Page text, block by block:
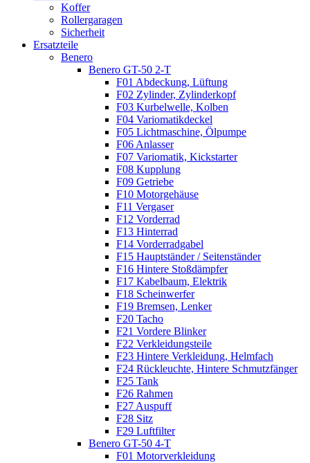
Koffer
Rollergaragen
Sicherheit
Ersatzteile
Benero
Benero GT-50 2-T
F01 Abdeckung, Lüftung
F02 Zylinder, Zylinderkopf
F03 Kurbelwelle, Kolben
F04 Variomatikdeckel
F05 Lichtmaschine, Ölpumpe
F06 Anlasser
F07 Variomatik, Kickstarter
F08 Kupplung
F09 Getriebe
F10 Motorgehäuse
F11 Vergaser
F12 Vorderrad
F13 Hinterrad
F14 Vorderradgabel
F15 Hauptständer / Seitenständer
F16 Hintere Stoßdämpfer
F17 Kabelbaum, Elektrik
F18 Scheinwerfer
F19 Bremsen, Lenker
F20 Tacho
F21 Vordere Blinker
F22 Verkleidungsteile
F23 Hintere Verkleidung, Helmfach
F24 Rückleuchte, Hintere Schmutzfänger
F25 Tank
F26 Rahmen
F27 Auspuff
F28 Sitz
F29 Luftfilter
Benero GT-50 4-T
F01 Motorverkleidung